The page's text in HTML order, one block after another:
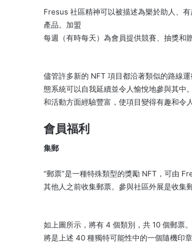
Fresus 社區精神可以被描述為樂於助人、有
產品。 加盟
每週（有時每天）為會員提供競賽、抽獎和贈
儘管許多新的 NFT 項目都沿著類似的路線
態系統可以自我延續並令人愉悅地參與其中。
和活動方面經驗豐富，使項目變得有趣和令人
會員福利
集郵
“郵票”是一種特殊類型的獎勵 NFT，可由
其他人之前收集郵票。 參與社區外展是收集
如上圖所示，將有 4 個類別，共 10 個郵票。
將是上述 40 種獨特可能性中的一個隨機印章